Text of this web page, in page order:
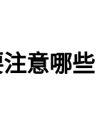
意哪些